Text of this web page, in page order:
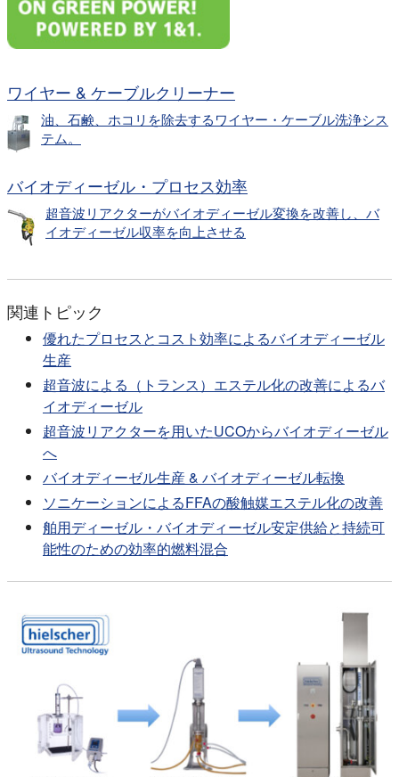
ワイヤー & ケーブルクリーナー
油、石鹸、ホコリを除去するワイヤー・ケーブル洗浄シス
テム。
バイオディーゼル・プロセス効率
超音波リアクターがバイオディーゼル変換を改善し、バ
イオディーゼル収率を向上させる
関連トピック
優れたプロセスとコスト効率によるバイオディーゼル
生産
超音波による（トランス）エステル化の改善によるバ
イオディーゼル
超音波リアクターを用いたUCOからバイオディーゼル
へ
バイオディーゼル生産 & バイオディーゼル転換
ソニケーションによるFFAの酸触媒エステル化の改善
舶用ディーゼル・バイオディーゼル安定供給と持続可
能性のための効率的燃料混合